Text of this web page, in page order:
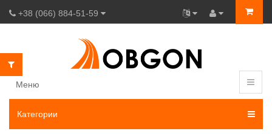
+38 (066) 884-51-59
Меню
Категории